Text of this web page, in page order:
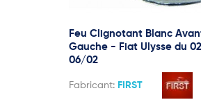
Feu Clignotant Blanc
Gauche - Fiat Ulysse du
06/02
Fabricant: FIRST